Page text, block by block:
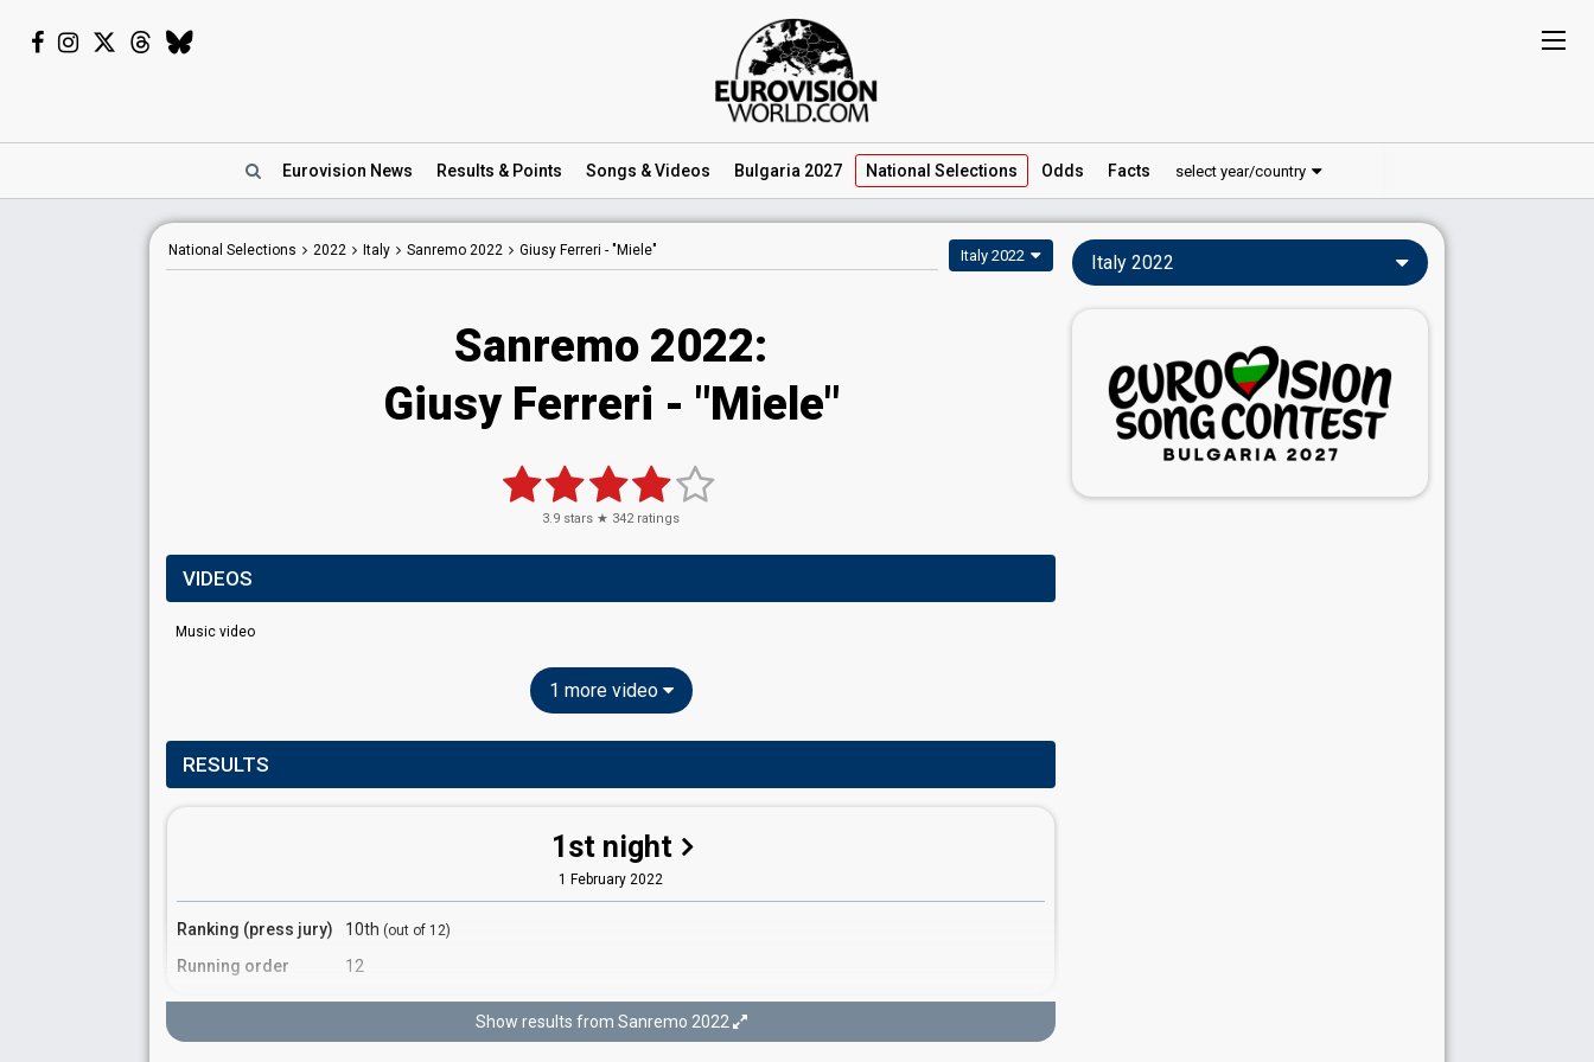
Eurovision News Results & Points Songs & Videos Bulgaria 2027 National Selections Odds Facts select year/country
National Selections 2022 Italy Sanremo 2022 Giusy Ferreri - "Miele" Italy 2022
Sanremo 2022:
Giusy Ferreri - "Miele"
3.9 stars ★ 342ratings
VIDEOS
Music video
1 more video
RESULTS
1st night
1 February 2022
Ranking (press jury) 10th (out of 12)
Running order 12
3rd night
Show results from Sanremo 2022
Italy 2022